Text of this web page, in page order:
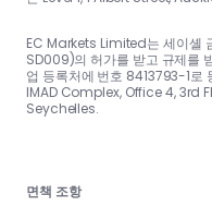
EC Markets Limited는 세이셸
SD009)의 허가를 받고 규제를
업 등록처에 번호 8413793-1로
IMAD Complex, Office 4, 3rd
Seychelles.
면책 조항